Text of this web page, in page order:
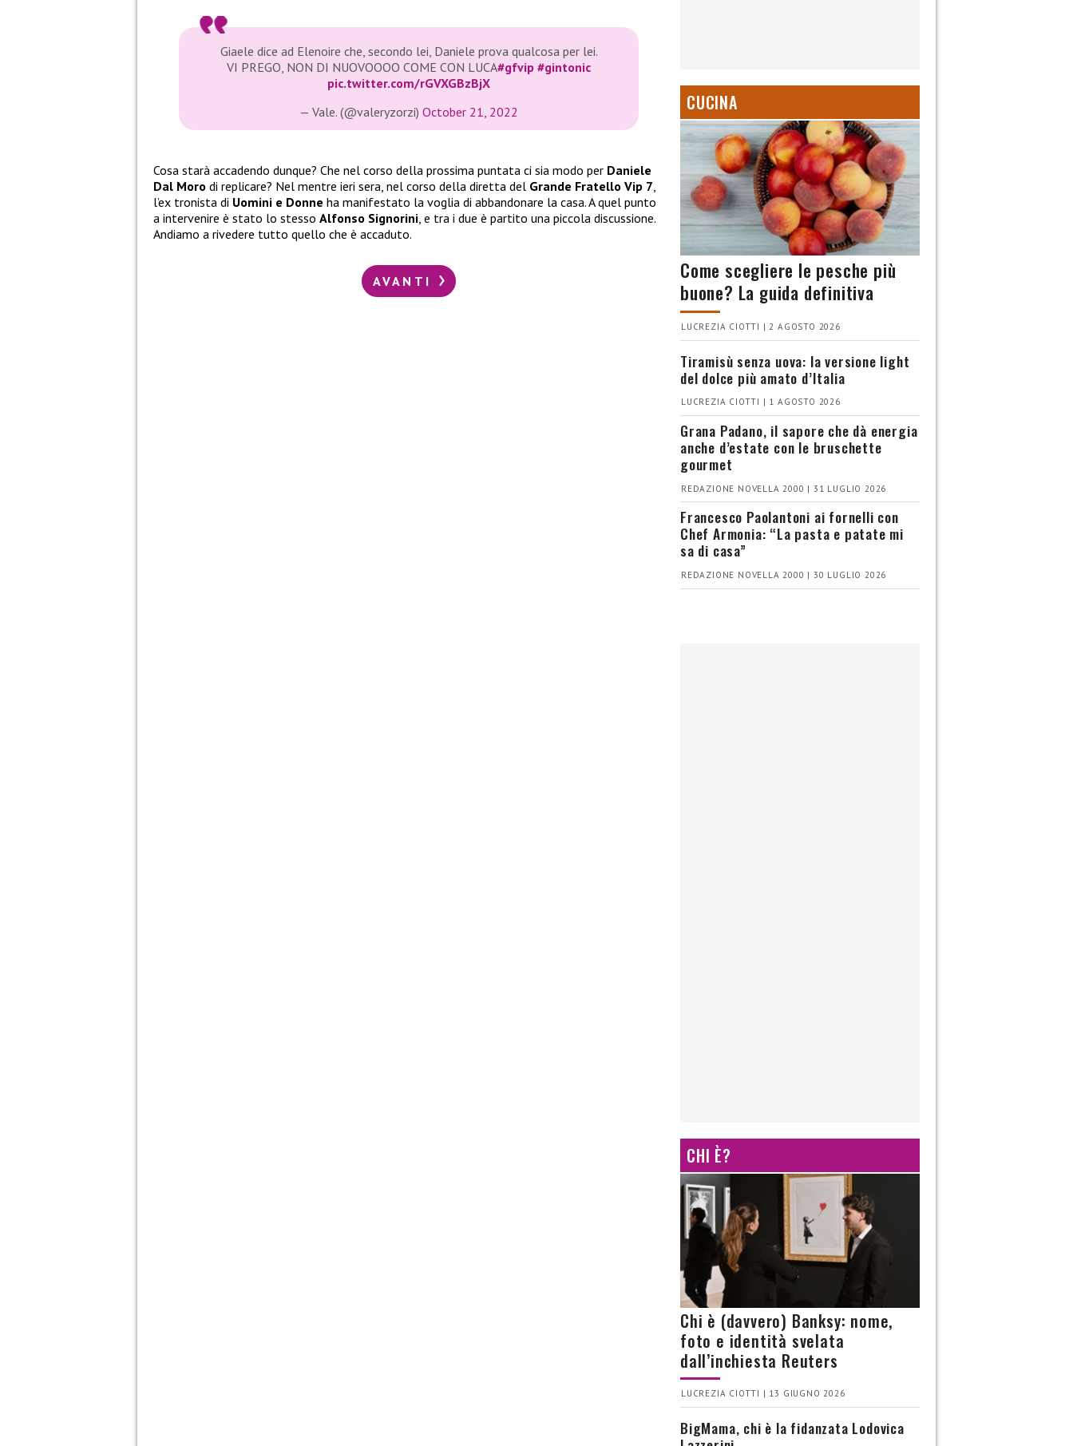
Giaele dice ad Elenoire che, secondo lei, Daniele prova qualcosa per lei.
VI PREGO, NON DI NUOVOOOO COME CON LUCA#gfvip #gintonic
pic.twitter.com/rGVXGBzBjX
— Vale. (@valeryzorzi) October 21, 2022
Cosa starà accadendo dunque? Che nel corso della prossima puntata ci sia modo per Daniele
Dal Moro di replicare? Nel mentre ieri sera, nel corso della diretta del Grande Fratello Vip 7,
l’ex tronista di Uomini e Donne ha manifestato la voglia di abbandonare la casa. A quel punto
a intervenire è stato lo stesso Alfonso Signorini, e tra i due è partito una piccola discussione.
Andiamo a rivedere tutto quello che è accaduto.
AVANTI
CUCINA
Come scegliere le pesche più
buone? La guida definitiva
LUCREZIA CIOTTI | 2 AGOSTO 2026
Tiramisù senza uova: la versione light
del dolce più amato d’Italia
LUCREZIA CIOTTI | 1 AGOSTO 2026
Grana Padano, il sapore che dà energia
anche d’estate con le bruschette
gourmet
REDAZIONE NOVELLA 2000 | 31 LUGLIO 2026
Francesco Paolantoni ai fornelli con
Chef Armonia: “La pasta e patate mi
sa di casa”
REDAZIONE NOVELLA 2000 | 30 LUGLIO 2026
CHI È?
Chi è (davvero) Banksy: nome,
foto e identità svelata
dall’inchiesta Reuters
LUCREZIA CIOTTI | 13 GIUGNO 2026
BigMama, chi è la fidanzata Lodovica